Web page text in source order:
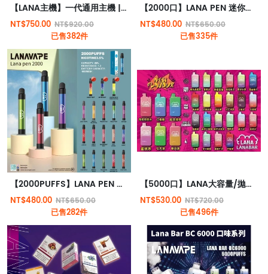
【LANA主機】一代通用主機 | LANA霧化器 | 通用RELX | SP2S一代煙彈 | 台灣電子煙
NT$750.00 NT$920.00
已售382件
【2000口】LANA PEN 迷你版抛棄式電子煙 輕巧迷人 一次性電子煙 3.5%尼古丁
NT$480.00 NT$650.00
已售335件
【2000PUFFS】LANA PEN 迷你版抛棄式電子煙 輕巧迷人 一次性電子煙 3.5%尼古丁
NT$480.00 NT$650.00
已售282件
【5000口】LANA大容量/拋棄式電子煙/台灣現貨原裝正品
NT$530.00 NT$720.00
已售496件